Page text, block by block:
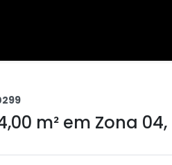
m² em Zona 04,